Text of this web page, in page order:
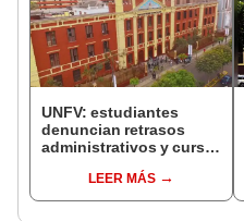
UNFV: estudiantes
denuncian retrasos
administrativos y curso
semestreLEER MÁS